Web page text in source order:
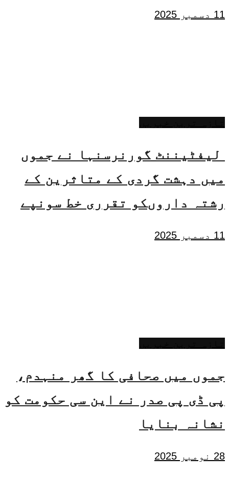
11 دسمبر 2025
لیفٹیننٹ گورنرسنہا نے جموں
میں دہشت گردی کے متاثرین کے
رشتہ داروںکو تقرری خط سونپے
11 دسمبر 2025
جموں میں صحافی کا گھر منہدم،
پی ڈی پی صدر نے این سی حکومت کو
نشانہ بنایا
28 نومبر 2025